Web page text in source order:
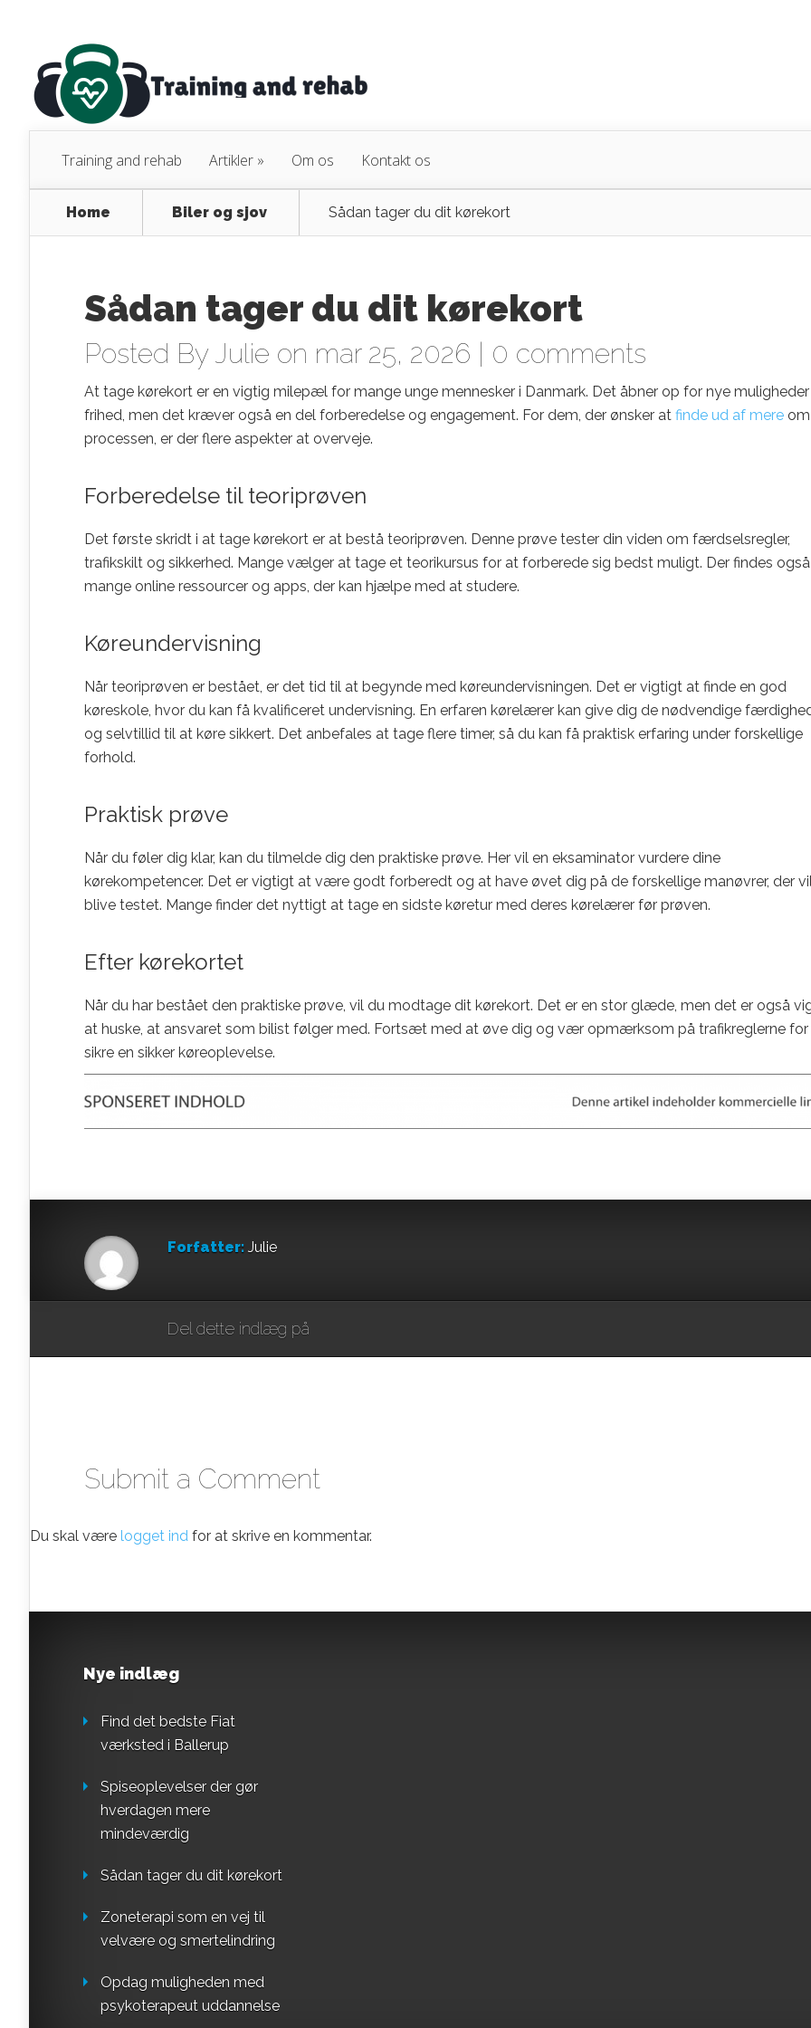
Training and rehab Artikler » Om os Kontakt os
Home Biler og sjov Sådan tager du dit kørekort
Sådan tager du dit kørekort
Posted By Julie on mar 25, 2026 | 0 comments
At tage kørekort er en vigtig milepæl for mange unge mennesker i Danmark. Det åbner op for nye
frihed, men det kræver også en del forberedelse og engagement. For dem, der ønsker at finde ud af mere om
processen, er der flere aspekter at overveje.
Forberedelse til teoriprøven
Det første skridt i at tage kørekort er at bestå teoriprøven. Denne prøve tester din viden om færdselsregler,
trafikskilt og sikkerhed. Mange vælger at tage et teorikursus for at forberede sig bedst muligt. Der findes også
mange online ressourcer og apps, der kan hjælpe med at studere.
Køreundervisning
Når teoriprøven er bestået, er det tid til at begynde med køreundervisningen. Det er vigtigt at finde en god
køreskole, hvor du kan få kvalificeret undervisning. En erfaren kørelærer kan give dig de nødvendige
og selvtillid til at køre sikkert. Det anbefales at tage flere timer, så du kan få praktisk erfaring under forskellige
forhold.
Praktisk prøve
Når du føler dig klar, kan du tilmelde dig den praktiske prøve. Her vil en eksaminator vurdere dine
kørekompetencer. Det er vigtigt at være godt forberedt og at have øvet dig på de forskellige manøvrer, der
blive testet. Mange finder det nyttigt at tage en sidste køretur med deres kørelærer før prøven.
Efter kørekortet
Når du har bestået den praktiske prøve, vil du modtage dit kørekort. Det er en stor glæde, men det er også
at huske, at ansvaret som bilist følger med. Fortsæt med at øve dig og vær opmærksom på trafikreglerne
sikre en sikker køreoplevelse.
Forfatter: Julie
Del dette indlæg på
Submit a Comment
Du skal være logget ind for at skrive en kommentar.
Nye indlæg
Find det bedste Fiat
værksted i Ballerup
Spiseoplevelser der gør
hverdagen mere
mindeværdig
Sådan tager du dit kørekort
Zoneterapi som en vej til
velvære og smertelindring
Opdag muligheden med
psykoterapeut uddannelse